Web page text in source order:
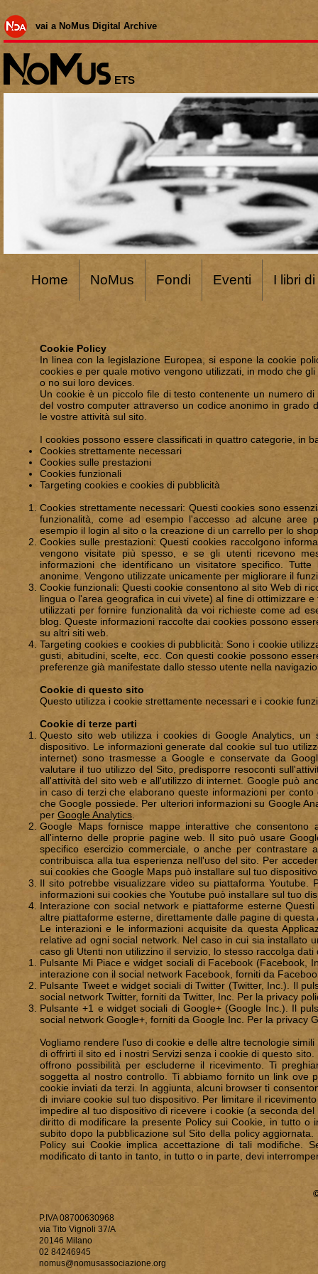
Home NoMus Fondi Eventi I libri
vai a NoMus Digital Archive
ETS
Cookie Policy
In linea con la legislazione Europea, si espone la cookie
cookies e per quale motivo vengono utilizzati, in modo che
o no sui loro devices.
Un cookie è un piccolo file di testo contenente un numero
del vostro computer attraverso un codice anonimo in grado
le vostre attività sul sito.
I cookies possono essere classificati in quattro categorie, in
Cookies strettamente necessari
Cookies sulle prestazioni
Cookies funzionali
Targeting cookies e cookies di pubblicità
Cookies strettamente necessari: Questi cookies sono
funzionalità, come ad esempio l'accesso ad alcune aree
esempio il login al sito o la creazione di un carrello per lo
Cookies sulle prestazioni: Questi cookies raccolgono
vengono visitate più spesso, e se gli utenti ricevono
informazioni che identificano un visitatore specifico.
anonime. Vengono utilizzate unicamente per migliorare il
Cookie funzionali: Questi cookie consentono al sito Web di
lingua o l'area geografica in cui vivete) al fine di ottimizzare
utilizzati per fornire funzionalità da voi richieste come ad
blog. Queste informazioni raccolte dai cookies possono
su altri siti web.
Targeting cookies e cookies di pubblicità: Sono i cookie
gusti, abitudini, scelte, ecc. Con questi cookie possono
preferenze già manifestate dallo stesso utente nella
Cookie di questo sito
Questo utilizza i cookie strettamente necessari e i cookie
Cookie di terze parti
Questo sito web utilizza i cookies di Google Analytics,
dispositivo. Le informazioni generate dal cookie sul tuo
internet) sono trasmesse a Google e conservate da
valutare il tuo utilizzo del Sito, predisporre resoconti
all'attività del sito web e all'utilizzo di internet. Google può
in caso di terzi che elaborano queste informazioni per
che Google possiede. Per ulteriori informazioni su Google
per Google Analytics
Google Maps fornisce mappe interattive che consentono
all'interno delle proprie pagine web. Il sito può usare
specifico esercizio commerciale, o anche per contrastare
contribuisca alla tua esperienza nell'uso del sito. Per
sui cookies che Google Maps può installare sul tuo
Il sito potrebbe visualizzare video su piattaforma
informazioni sui cookies che Youtube può installare sul tuo
Interazione con social network e piattaforme esterne
altre piattaforme esterne, direttamente dalle pagine di questa
Le interazioni e le informazioni acquisite da questa
relative ad ogni social network. Nel caso in cui sia installato
caso gli Utenti non utilizzino il servizio, lo stesso raccolga
Pulsante Mi Piace e widget sociali di Facebook (Facebook,
interazione con il social network Facebook, forniti da
Pulsante Tweet e widget sociali di Twitter (Twitter, Inc.). Il
social network Twitter, forniti da Twitter, Inc. Per la privacy
Pulsante +1 e widget sociali di Google+ (Google Inc.). Il
social network Google+, forniti da Google Inc. Per la privacy
Vogliamo rendere l'uso di cookie e delle altre tecnologie
di offrirti il sito ed i nostri Servizi senza i cookie di questo
offrono possibilità per escluderne il ricevimento. Ti
soggetta al nostro controllo. Ti abbiamo fornito un link ove
cookie inviati da terzi. In aggiunta, alcuni browser ti
di inviare cookie sul tuo dispositivo. Per limitare il
impedire al tuo dispositivo di ricevere i cookie (a seconda
diritto di modificare la presente Policy sui Cookie, in tutto
subito dopo la pubblicazione sul Sito della policy
Policy sui Cookie implica accettazione di tali modifiche.
modificato di tanto in tanto, in tutto o in parte, devi
P.IVA 08700630968
via Tito Vignoli 37/A
20146 Milano
02 84246945
nomus@nomusassociazione.org